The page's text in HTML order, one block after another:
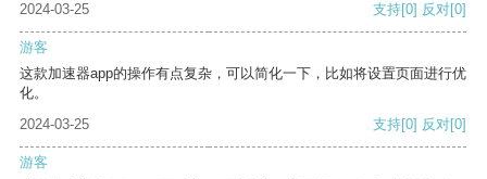
2024-03-25
支持[0] 反对[0]
游客
这款加速器app的操作有点复杂，可以简化一下，比如将设置页面进行优
化。
2024-03-25
支持[0] 反对[0]
游客